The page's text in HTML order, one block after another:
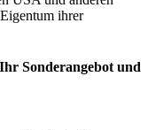
ihrer
Sonderangebot und